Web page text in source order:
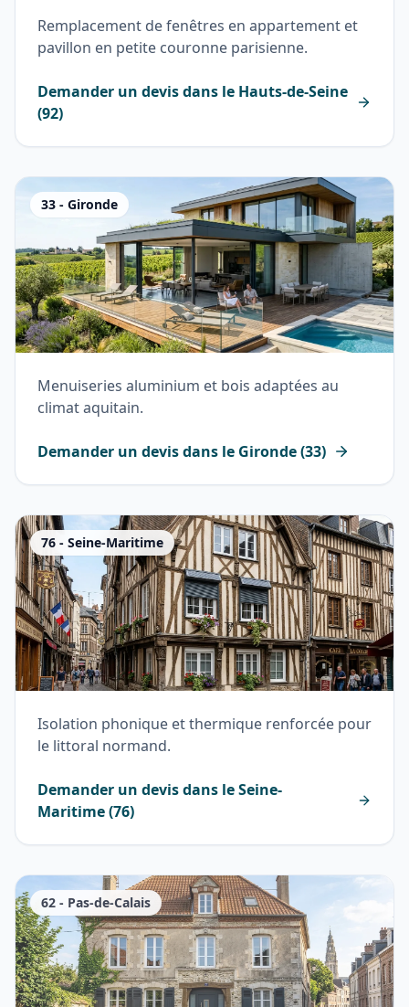
Remplacement de fenêtres en appartement et
pavillon en petite couronne parisienne.
Demander un devis dans le Hauts-de-Seine
(92)
33 - Gironde
Menuiseries aluminium et bois adaptées au
climat aquitain.
Demander un devis dans le Gironde(33)
76 - Seine-Maritime
Isolation phonique et thermique renforcée pour
le littoral normand.
Demander un devis dans leSeine-
Maritime(76)
62 - Pas-de-Calais